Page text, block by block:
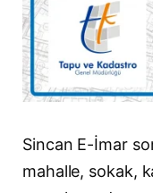
Sincan E-İmar
mahalle, sokak,